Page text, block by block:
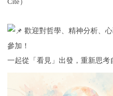
歡迎對哲學、精神分析、
參加！
一起從「看見」出發，重新思考